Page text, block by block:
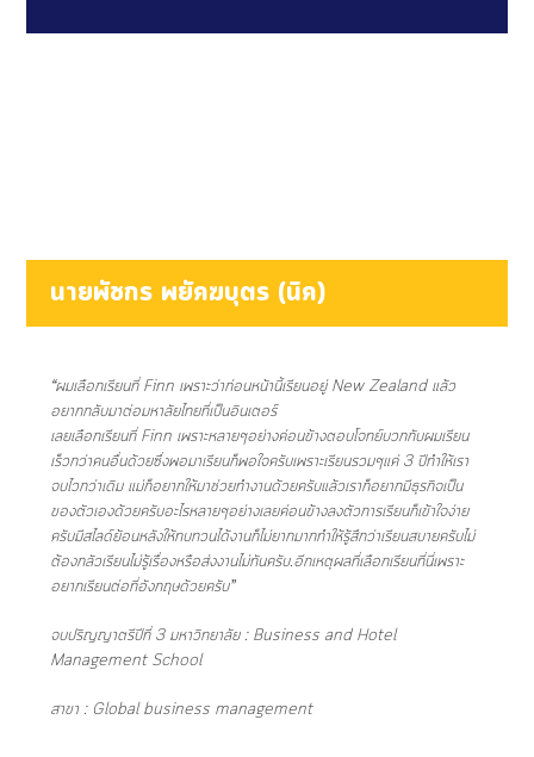
นายพัชกร พยัคฆบุตร (นิค)
“ผมเลือกเรียนที่ Finn เพราะว่าก่อนหน้านี้เรียนอยู่ New Zealand แล้ว
อยากกลับมาต่อมหาลัยไทยที่เป็นอินเตอร์
เลยเลือกเรียนที่ Finn เพราะหลายๆอย่างค่อนข้างตอบโจทย์บวกกับผมเรียน
เร็วกว่าคนอื่นด้วยซึ่งพอมาเรียนก็พอใจครับเพราะเรียนรวมๆแค่ 3 ปีทำให้เรา
จบไวกว่าเดิม แม่ก็อยากให้มาช่วยทำงานด้วยครับแล้วเราก็อยากมีธุรกิจเป็น
ของตัวเองด้วยครับอะไรหลายๆอย่างเลยค่อนข้างลงตัวการเรียนก็เข้าใจง่าย
ครับมีสไลด์ย้อนหลังให้ทบทวนได้งานก็ไม่ยากมากทำให้รู้สึกว่าเรียนสบายครับไม่
ต้องกลัวเรียนไม่รู้เรื่องหรือส่งงานไม่ทันครับ.อีกเหตุผลที่เลือกเรียนที่นี่เพราะ
อยากเรียนต่อที่อังกฤษด้วยครับ”
จบปริญญาตรีปีที่ 3 มหาวิทยาลัย : Business and Hotel
Management School
สาขา : Global business management